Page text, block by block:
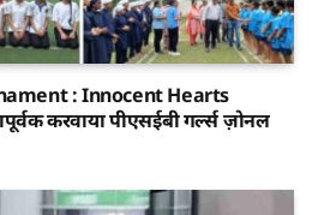
: Innocent Hearts
करवाया पीएसईबी गर्ल्स ज़ोनल